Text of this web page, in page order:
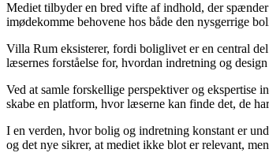
Mediet tilbyder en bred vifte af indhold, der
imødekomme behovene hos både den nysgerrige
Villa Rum eksisterer, fordi boliglivet er en central
læsernes forståelse for, hvordan indretning og
Ved at samle forskellige perspektiver og
skabe en platform, hvor læserne kan finde det, de
I en verden, hvor bolig og indretning konstant er
og det nye sikrer, at mediet ikke blot er relevant,